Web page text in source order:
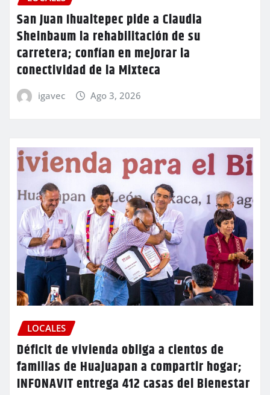
San Juan Ihualtepec pide a Claudia
Sheinbaum la rehabilitación de su
carretera; confían en mejorar la
conectividad de la Mixteca
igavec Ago 3, 2026
LOCALES
Déficit de vivienda obliga a cientos de
familias de Huajuapan a compartir hogar;
INFONAVIT entrega 412 casas del Bienestar